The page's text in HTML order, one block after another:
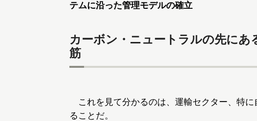
テムに沿った管理モデルの確立
カーボン・ニュートラルの先にあ
筋
これを見て分かるのは、運輸セクター、特
ることだ。